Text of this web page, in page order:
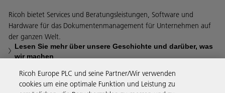
Ricoh bietet Services und Beratungsleistungen, Software und
Hardware für das Dokumentenmanagement für Unternehmen auf
der ganzen Welt.
Lesen Sie mehr über unsere Geschichte und darüber, was
wir machen
Ricoh Europe PLC und seine Partner/Wir verwenden
cookies um eine optimale Funktion und Leistung zu